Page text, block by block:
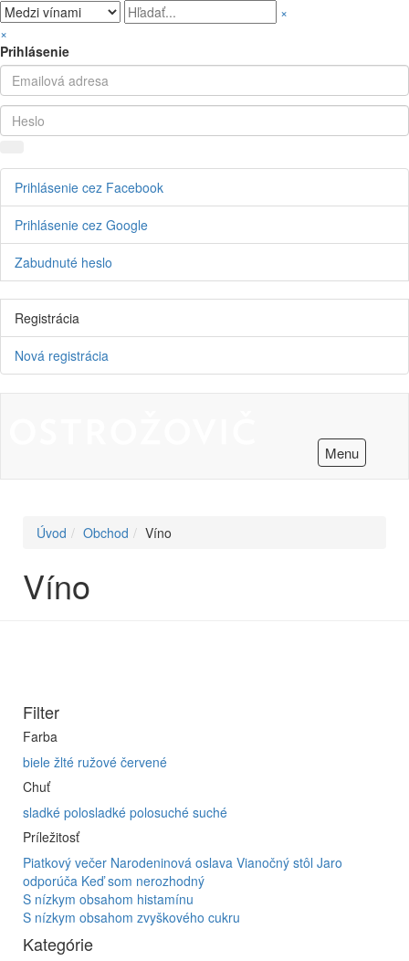
×
×
Prihlásenie
Prihlásenie cez Facebook
Prihlásenie cez Google
Zabudnuté heslo
Registrácia
Nová registrácia
Menu
Úvod Obchod Víno
Víno
Filter
Farba
biele žlté ružové červené
Chuť
sladké polosladké polosuché suché
Príležitosť
Piatkový večer Narodeninová oslava Vianočný stôl Jaro
odporúča Keď som nerozhodný
S nízkym obsahom histamínu
S nízkym obsahom zvyškového cukru
Kategórie